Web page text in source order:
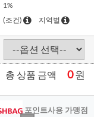
1%
(조건) 지역별
총 상품 금액 0원
포인트사용 가맹점